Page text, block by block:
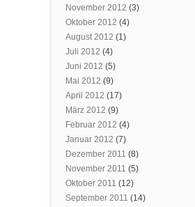
November 2012 (3)
Oktober 2012 (4)
August 2012 (1)
Juli 2012 (4)
Juni 2012 (5)
Mai 2012 (9)
April 2012 (17)
März 2012 (9)
Februar 2012 (4)
Januar 2012 (7)
Dezember 2011 (8)
November 2011 (5)
Oktober 2011 (12)
September 2011 (14)